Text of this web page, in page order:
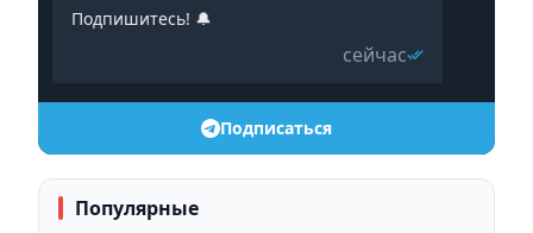
Подпишитесь! 🔔
сейчас
Подписаться
Популярные